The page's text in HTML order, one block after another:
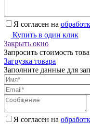
Я согласен на
Купить в один клик
Закрыть окно
Запросить стоимость
Загрузка товара
Заполните данные для
Я согласен на